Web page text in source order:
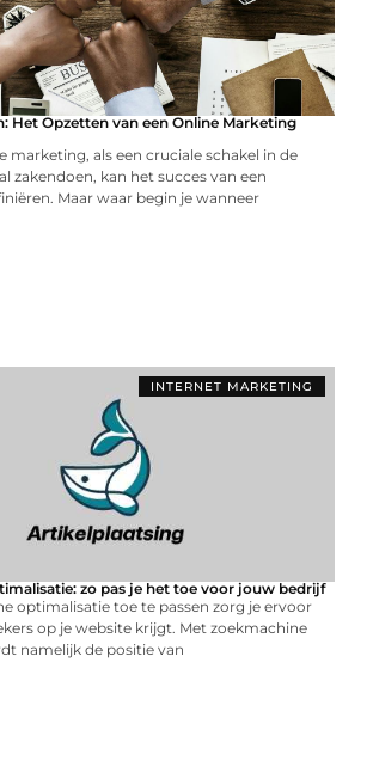
Het Opzetten van een Online Marketing
marketing, als een cruciale schakel in de
zakendoen, kan het succes van een
Maar waar begin je wanneer
INTERNET MARKETING
zo pas je het toe voor jouw bedrijf
optimalisatie toe te passen zorg je ervoor
op je website krijgt. Met zoekmachine
namelijk de positie van